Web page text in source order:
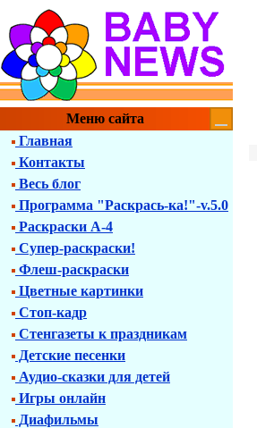
Меню сайта
Главная
Контакты
Весь блог
Программа "Раскрась-ка!"-v.5.0
Раскраски А-4
Супер-раскраски!
Флеш-раскраски
Цветные картинки
Стоп-кадр
Стенгазеты к праздникам
Детские песенки
Аудио-сказки для детей
Игры онлайн
Диафильмы